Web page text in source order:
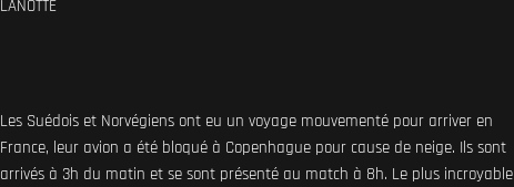
LANOTTE
Les Suédois et Norvégiens ont eu un voyage mouvementé pour arriver en
France, leur avion a été bloqué à Copenhague pour cause de neige. Ils sont
arrivés à 3h du matin et se sont présenté au match à 8h. Le plus incroyable